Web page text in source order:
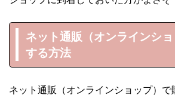
ネット通販（オンラインシ
する方法
ネット通販（オンラインショップ）で